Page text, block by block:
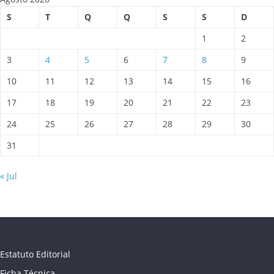
S
T Q Q S S
D
1
2
3
4 5 6 7 8
9
10
11 12 13 14 15
16
17
18 19 20 21 22
23
24
25 26 27 28 29
30
31
« Jul
Estatuto Editorial